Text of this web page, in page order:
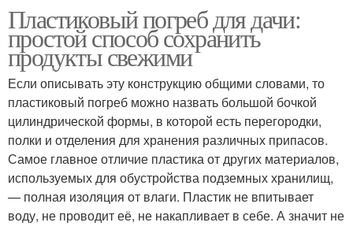
Пластиковый погреб для дачи:
простой способ сохранить
продукты свежими
Если описывать эту конструкцию общими словами, то
пластиковый погреб можно назвать большой бочкой
цилиндрической формы, в которой есть перегородки,
полки и отделения для хранения различных припасов.
Самое главное отличие пластика от других материалов,
используемых для обустройства подземных хранилищ,
— полная изоляция от влаги. Пластик не впитывает
воду, не проводит её, не накапливает в себе. А значит не